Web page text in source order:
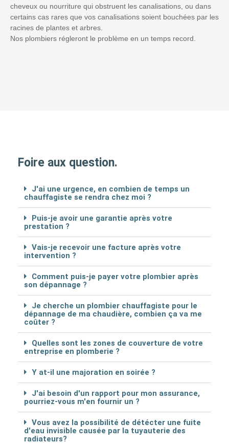
cheveux ou nourriture qui obstruent les canalisations, ou dans
certains cas rares que vos canalisations soient bouchées par les
racines de plantes et arbres.
Nos plombiers régleront le problème en un temps record.
Foire aux question.
J'ai une urgence, en combien de temps un
chauffagiste se rendra chez moi ?
Puis-je avoir une garantie après votre
prestation ?
Vais-je recevoir une facture après votre
intervention ?
Comment puis-je payer votre plombier après
son dépannage ?
Je cherche un plombier chauffagiste pour le
dépannage de ma chaudière, combien ça va me
coûter ?
Quelles sont les zones de couverture de votre
entreprise en plomberie ?
Y at-il une majoration en soirée ?
J'ai besoin d'un rapport pour mon assurance,
pourriez-vous m'en fournir un ?
Vous avez la possibilité de détécter une fuite
d'eau invisible causée par la tuyauterie des
radiateurs?